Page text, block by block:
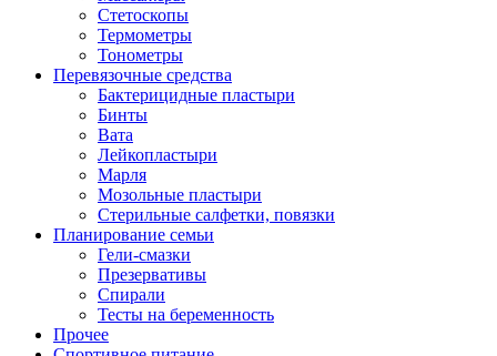
Стетоскопы
Термометры
Тонометры
Перевязочные средства
Бактерицидные пластыри
Бинты
Вата
Лейкопластыри
Марля
Мозольные пластыри
Стерильные салфетки, повязки
Планирование семьи
Гели-смазки
Презервативы
Спирали
Тесты на беременность
Прочее